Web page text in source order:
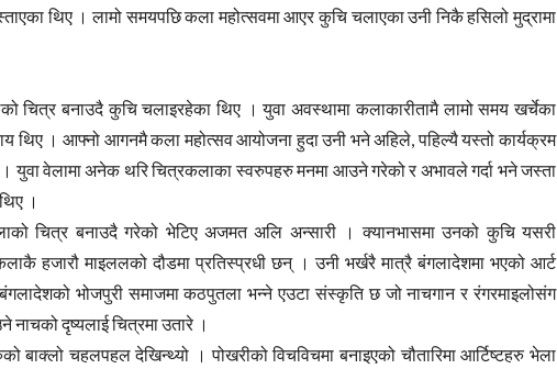
थिए । लामो समयपछि कला महोत्सवमा आएर कुचि चलाएका उनी निकै हसिलो मुद्रामा
चित्र बनाउदै कुचि चलाइरहेका थिए । युवा अवस्थामा कलाकारीतामै लामो समय खर्चेका
थिए । आफ्नो आगनमै कला महोत्सव आयोजना हुदा उनी भने अहिले, पहिल्यै यस्तो कार्यक्रम
युवा वेलामा अनेक थरि चित्रकलाका स्वरुपहरु मनमा आउने गरेको र अभावले गर्दा भने जस्ता
।
चित्र बनाउदै गरेको भेटिए अजमत अलि अन्सारी । क्यानभासमा उनको कुचि यसरी
हजारौ माइललको दौडमा प्रतिस्प्रधी छन् । उनी भर्खरै मात्रै बंगलादेशमा भएको आर्ट
भोजपुरी समाजमा कठपुतला भन्ने एउटा संस्कृति छ जो नाचगान र रंगरमाइलोसंग
दृष्यलाई चित्रमा उतारे ।
बाक्लो चहलपहल देखिन्थ्यो । पोखरीको विचविचमा बनाइएको चौतारिमा आर्टिष्टहरु भेला